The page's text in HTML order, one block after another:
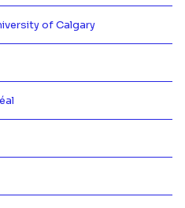
of Calgary
Más información de {[{
Más información de {[{